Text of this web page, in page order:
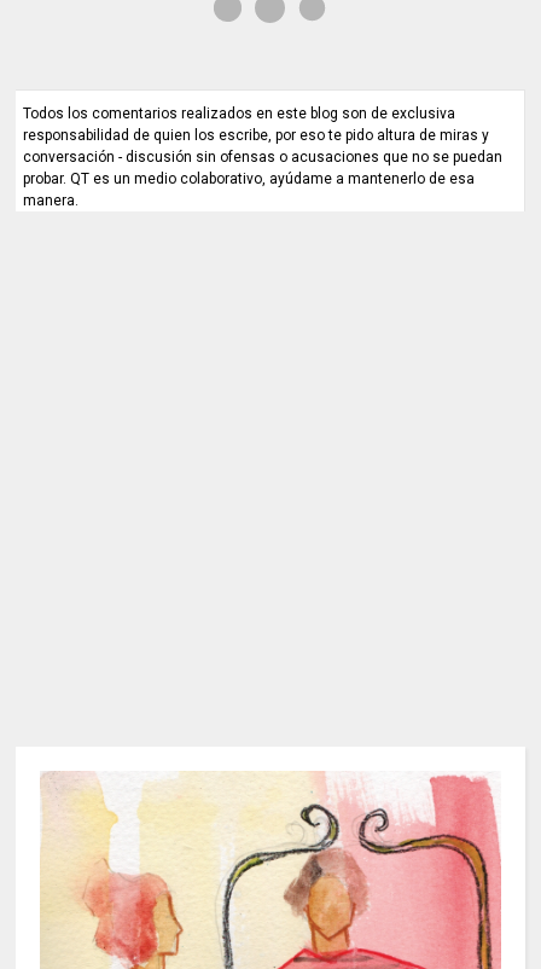
Todos los comentarios realizados en este blog son de exclusiva
responsabilidad de quien los escribe, por eso te pido altura de miras y
conversación - discusión sin ofensas o acusaciones que no se puedan
probar. QT es un medio colaborativo, ayúdame a mantenerlo de esa
manera.